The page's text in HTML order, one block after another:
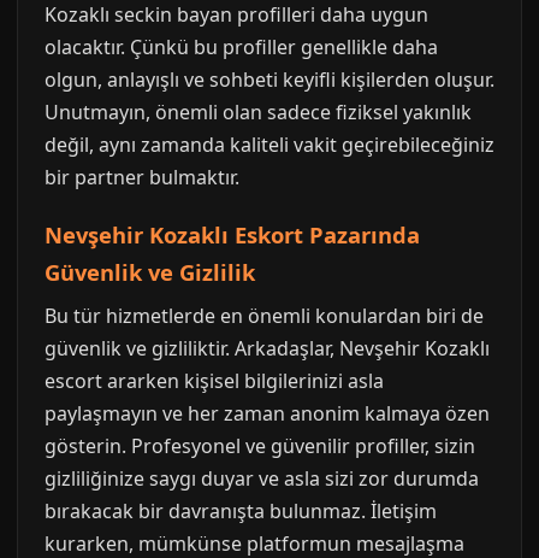
Kozaklı seckin bayan profilleri daha uygun
olacaktır. Çünkü bu profiller genellikle daha
olgun, anlayışlı ve sohbeti keyifli kişilerden oluşur.
Unutmayın, önemli olan sadece fiziksel yakınlık
değil, aynı zamanda kaliteli vakit geçirebileceğiniz
bir partner bulmaktır.
Nevşehir Kozaklı Eskort Pazarında
Güvenlik ve Gizlilik
Bu tür hizmetlerde en önemli konulardan biri de
güvenlik ve gizliliktir. Arkadaşlar, Nevşehir Kozaklı
escort ararken kişisel bilgilerinizi asla
paylaşmayın ve her zaman anonim kalmaya özen
gösterin. Profesyonel ve güvenilir profiller, sizin
gizliliğinize saygı duyar ve asla sizi zor durumda
bırakacak bir davranışta bulunmaz. İletişim
kurarken, mümkünse platformun mesajlaşma